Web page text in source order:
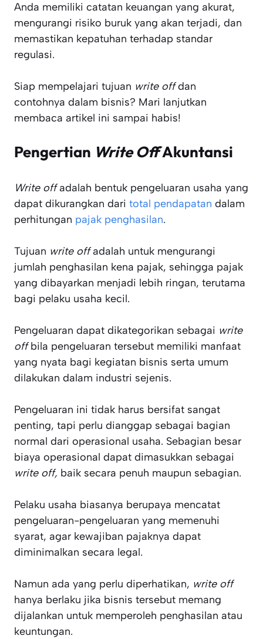
Anda memiliki catatan keuangan yang akurat,
mengurangi risiko buruk yang akan terjadi, dan
memastikan kepatuhan terhadap standar
regulasi.
Siap mempelajari tujuan write offdan
contohnya dalam bisnis? Mari lanjutkan
membaca artikel ini sampai habis!
Pengertian Write OffAkuntansi
Write offadalah bentuk pengeluaran usaha yang
dapat dikurangkan dari total pendapatan dalam
perhitungan pajak penghasilan.
Tujuan write offadalah untuk mengurangi
jumlah penghasilan kena pajak, sehingga pajak
yang dibayarkan menjadi lebih ringan, terutama
bagi pelaku usaha kecil.
Pengeluaran dapat dikategorikan sebagai write
offbila pengeluaran tersebut memiliki manfaat
yang nyata bagi kegiatan bisnis serta umum
dilakukan dalam industri sejenis.
Pengeluaran ini tidak harus bersifat sangat
penting, tapi perlu dianggap sebagai bagian
normal dari operasional usaha. Sebagian besar
biaya operasional dapat dimasukkan sebagai
write off, baik secara penuh maupun sebagian.
Pelaku usaha biasanya berupaya mencatat
pengeluaran-pengeluaran yang memenuhi
syarat, agar kewajiban pajaknya dapat
diminimalkan secara legal.
Namun ada yang perlu diperhatikan, write off
hanya berlaku jika bisnis tersebut memang
dijalankan untuk memperoleh penghasilan atau
keuntungan.